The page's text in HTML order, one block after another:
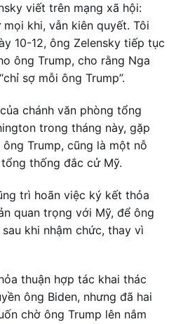
viết trên mạng xã hội:
mọi khi, vẫn kiên quyết. Tôi
10-12, ông Zelensky tiếp tục
ông Trump, cho rằng Nga
sợ mỗi ông Trump”.
chánh văn phòng tổng
trong tháng này, gặp
Trump, cũng là một nỗ
thống đắc cử Mỹ.
trì hoãn việc ký kết thỏa
quan trọng với Mỹ, để ông
khi nhậm chức, thay vì
thuận hợp tác khai thác
ông Biden, nhưng đã hai
chờ ông Trump lên nắm